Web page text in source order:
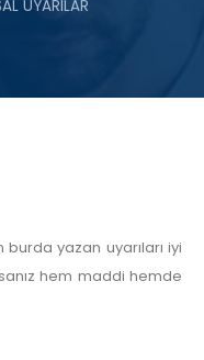
UYARILAR
yazan uyarıları iyi
hem maddi hemde